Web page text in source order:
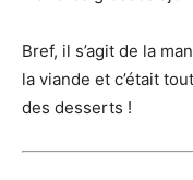
Bref, il s’agit de la
la viande et c’était
des desserts !